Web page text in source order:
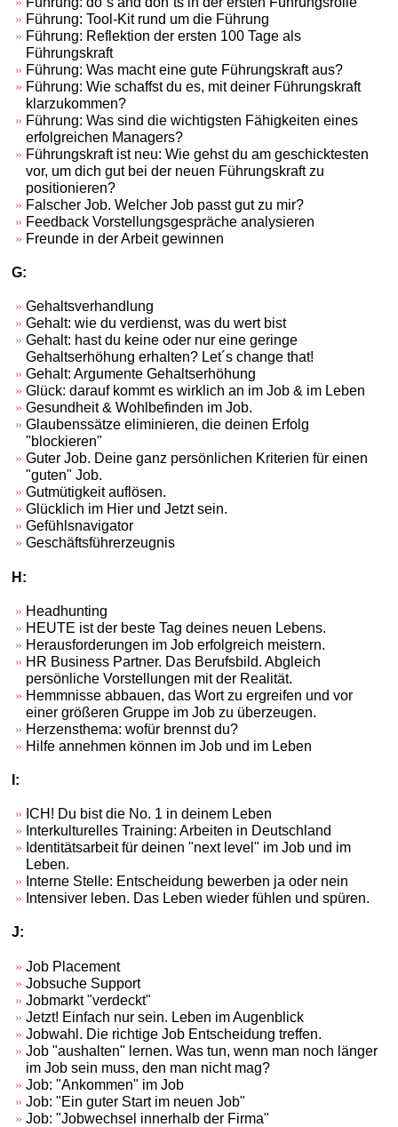
Führung: Tool-Kit rund um die Führung
Führung: Reflektion der ersten 100 Tage als
Führungskraft
Führung: Was macht eine gute Führungskraft aus?
Führung: Wie schaffst du es, mit deiner Führungskraft
klarzukommen?
Führung: Was sind die wichtigsten Fähigkeiten eines
erfolgreichen Managers?
Führungskraft ist neu: Wie gehst du am geschicktesten
vor, um dich gut bei der neuen Führungskraft zu
positionieren?
Falscher Job. Welcher Job passt gut zu mir?
Feedback Vorstellungsgespräche analysieren
Freunde in der Arbeit gewinnen
G:
Gehaltsverhandlung
Gehalt: wie du verdienst, was du wert bist
Gehalt: hast du keine oder nur eine geringe
Gehaltserhöhung erhalten? Let´s change that!
Gehalt: Argumente Gehaltserhöhung
Glück: darauf kommt es wirklich an im Job & im Leben
Gesundheit & Wohlbefinden im Job.
Glaubenssätze eliminieren, die deinen Erfolg
"blockieren"
Guter Job. Deine ganz persönlichen Kriterien für einen
"guten" Job.
Gutmütigkeit auflösen.
Glücklich im Hier und Jetzt sein.
Gefühlsnavigator
Geschäftsführerzeugnis
H:
Headhunting
HEUTE ist der beste Tag deines neuen Lebens.
Herausforderungen im Job erfolgreich meistern.
HR Business Partner. Das Berufsbild. Abgleich
persönliche Vorstellungen mit der Realität.
Hemmnisse abbauen, das Wort zu ergreifen und vor
einer größeren Gruppe im Job zu überzeugen.
Herzensthema: wofür brennst du?
Hilfe annehmen können im Job und im Leben
I:
ICH! Du bist die No. 1 in deinem Leben
Interkulturelles Training: Arbeiten in Deutschland
Identitätsarbeit für deinen "next level" im Job und im
Leben.
Interne Stelle: Entscheidung bewerben ja oder nein
Intensiver leben. Das Leben wieder fühlen und spüren.
J:
Job Placement
Jobsuche Support
Jobmarkt "verdeckt"
Jetzt! Einfach nur sein. Leben im Augenblick
Jobwahl. Die richtige Job Entscheidung treffen.
Job "aushalten" lernen. Was tun, wenn man noch länger
im Job sein muss, den man nicht mag?
Job: "Ankommen" im Job
Job: "Ein guter Start im neuen Job"
Job: "Jobwechsel innerhalb der Firma"